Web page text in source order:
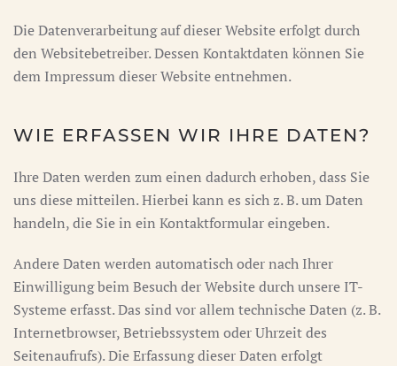
Die Datenverarbeitung auf dieser Website erfolgt durch
den Websitebetreiber. Dessen Kontaktdaten können Sie
dem Impressum dieser Website entnehmen.
WIE ERFASSEN WIR IHRE DATEN?
Ihre Daten werden zum einen dadurch erhoben, dass Sie
uns diese mitteilen. Hierbei kann es sich z. B. um Daten
handeln, die Sie in ein Kontaktformular eingeben.
Andere Daten werden automatisch oder nach Ihrer
Einwilligung beim Besuch der Website durch unsere IT-
Systeme erfasst. Das sind vor allem technische Daten (z. B.
Internetbrowser, Betriebssystem oder Uhrzeit des
Seitenaufrufs). Die Erfassung dieser Daten erfolgt